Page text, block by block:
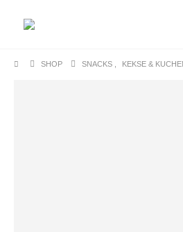
SHOP SNACKS KEKSE &